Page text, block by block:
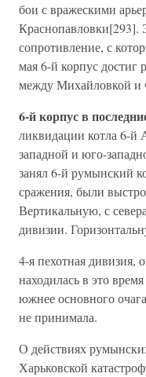
бои с вражескими
Краснопавловки[293].
сопротивление, с
мая 6-й корпус достиг
между Михайловкой и
6-й корпус в
ликвидации котла 6-й
западной и юго-
занял 6-й румынский
сражения, были
Вертикальную, с
дивизии.
4-я пехотная дивизия,
находилась в это
южнее основного
не принимала.
О действиях
Харьковской